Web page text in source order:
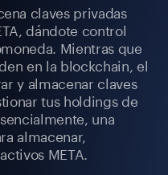
claves privadas
dándote control
Mientras que
en la blockchain, el
y almacenar claves
tus holdings de
una
almacenar,
META.